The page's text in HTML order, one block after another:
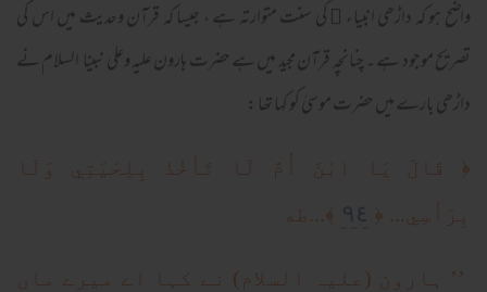
واضح ہو کہ داڑھی انبیاء ﷤ کی سنت متوارتہ ہے ، جیسا کہ قرآن وحدیث میں اس کی
تصریح موجود ہے ۔ چنانچہ قرآن مجید میں ہے حضرت ہارون علیہ وعلی نبینا السلام نے
داڑھی بارے میں حضرت موسیٰ کو کہا تھا :
﴿ قَالَ يَا ابْنَ أُمَّ لَا تَأْخُذْ بِلِحْيَتِي وَلَا
بِرَأْسِي... ﴿ ٩٤ ﴾...طه
’’ ہارون (علیہ السلام) نے کہا اے میرے ماں